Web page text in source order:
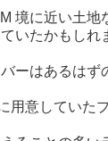
境に近い土地
いたかもしれ
ーはあるはず
用意していた